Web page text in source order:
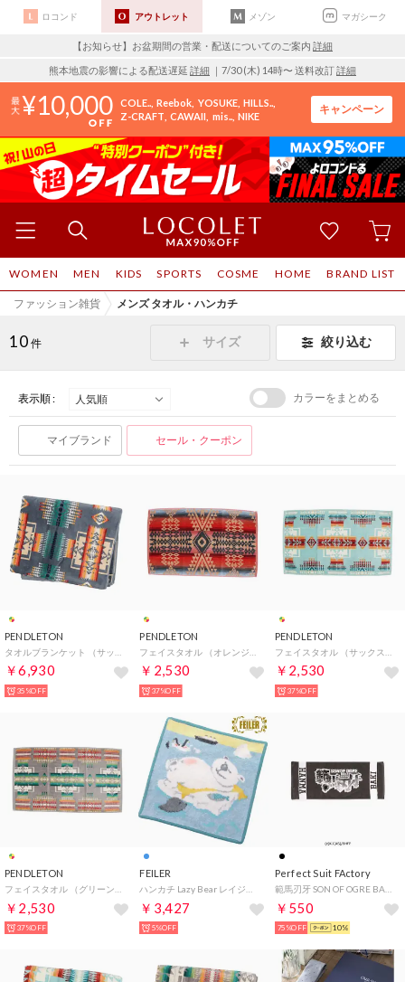
ロコンド アウトレット メゾン マガシーク
【お知らせ】お盆期間の営業・配送についてのご案内 詳細
熊本地震の影響による配送遅延 詳細 ｜7/30 (木) 14時〜 送料改訂詳細
10,000 COLE.. Reebok YOSUKE HILLS..
Z-CRAFT CAWAII mis.. NIKE
キャンペーン
WOMEN MEN KIDS SPORTS COSME HOME BRAND LIST
ファッション雑貨 メンズ タオル・ハンカチ
10 件 サイズ 絞り込む
表示順 : カラーをまとめる
マイブランド セール・クーポン
PENDLETON
￥6,930
35%OFF
PENDLETON
￥2,530
37%OFF
PENDLETON
￥2,530
37%OFF
PENDLETON
￥2,530
37%OFF
FEILER
￥3,427
5%OFF
Perfect Suit FActory
￥550
75%OFF 10%